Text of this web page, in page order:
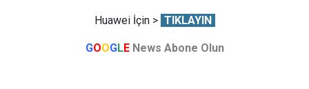
Huawei İçin > TIKLAYIN
GOOGLE News Abone Olun